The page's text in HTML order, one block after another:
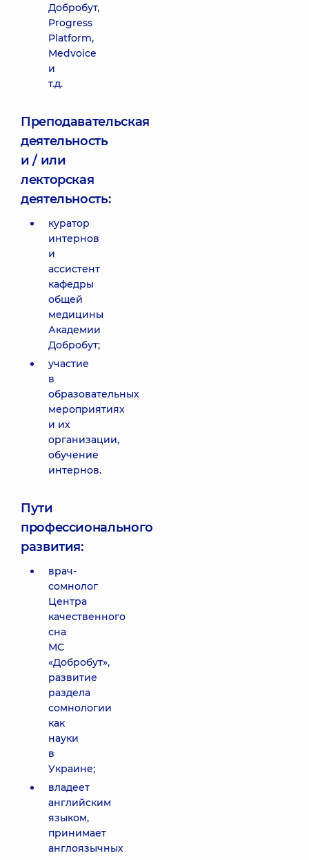
Добробут,
Progress
Platform,
Medvoice
и
т.д.
Преподавательская
деятельность
и / или
лекторская
деятельность:
куратор
интернов
и
ассистент
кафедры
общей
медицины
Академии
Добробут;
участие
в
образовательных
мероприятиях
и их
организации,
обучение
интернов.
Пути
профессионального
развития:
врач-
сомнолог
Центра
качественного
сна
МС
«Добробут»,
развитие
раздела
сомнологии
как
науки
в
Украине;
владеет
английским
языком,
принимает
англоязычных